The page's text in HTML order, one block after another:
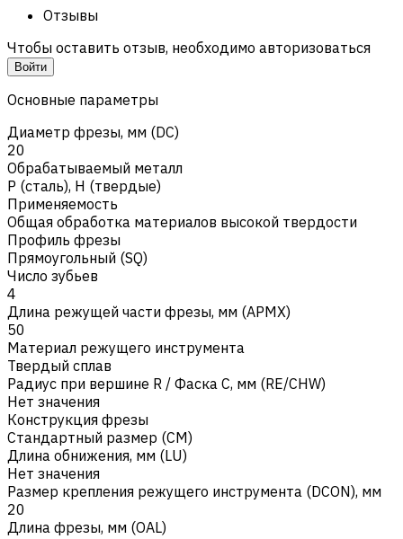
Отзывы
Чтобы оставить отзыв, необходимо авторизоваться
Войти
Основные параметры
Диаметр фрезы, мм (DC)
20
Обрабатываемый металл
Р (сталь), H (твердые)
Применяемость
Общая обработка материалов высокой твердости
Профиль фрезы
Прямоугольный (SQ)
Число зубьев
4
Длина режущей части фрезы, мм (APMX)
50
Материал режущего инструмента
Твердый сплав
Радиус при вершине R / Фаска C, мм (RE/CHW)
Нет значения
Конструкция фрезы
Стандартный размер (CM)
Длина обнижения, мм (LU)
Нет значения
Размер крепления режущего инструмента (DCON), мм
20
Длина фрезы, мм (OAL)